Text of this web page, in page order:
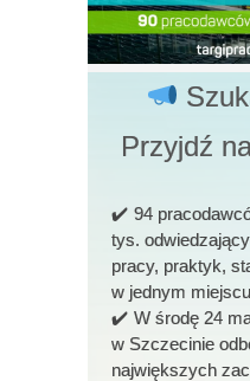
Przyjdź
94
tys.
pracy, praktyk,
w jednym
W środę 24
w Szczecinie
największych